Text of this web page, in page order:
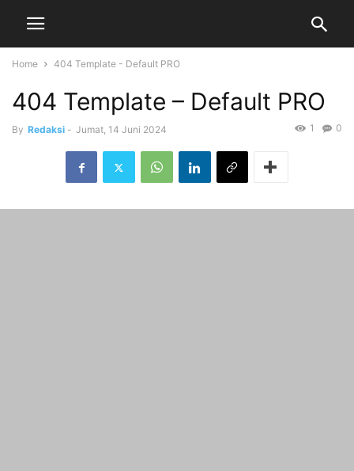
Home 404 Template - Default PRO
404 Template – Default PRO
By Redaksi - Jumat, 14 Juni 2024 0
1